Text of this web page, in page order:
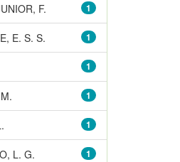
1
F.
1
E. S. S.
1
1
1
1
L. G.